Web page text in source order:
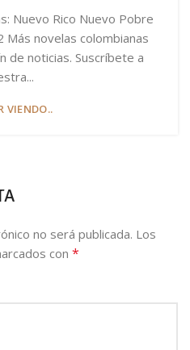
Nuevo Rico Nuevo Pobre
Más novelas colombianas
de noticias. Suscríbete a
VIENDO..
no será publicada. Los
con *